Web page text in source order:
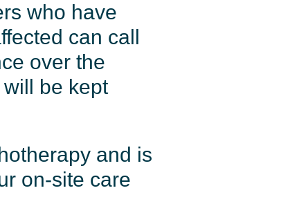
who have
can call
over the
be kept
and is
on-site care